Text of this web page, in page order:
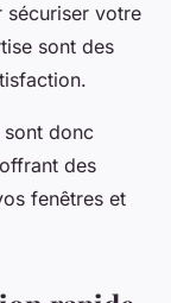
sécuriser votre
sont des
sont donc
des
fenêtres et